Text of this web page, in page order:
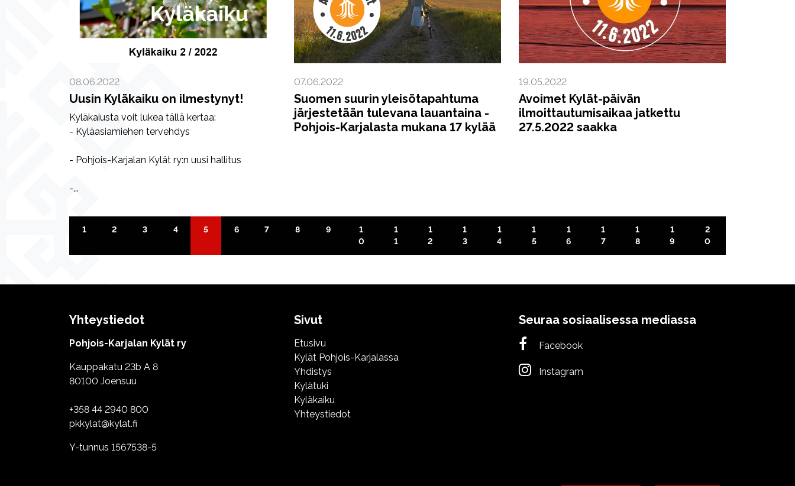
08.06.2022
Uusin Kyläkaiku on ilmestynyt!
Kyläkaiusta voit lukea tällä kertaa:
- Kyläasiamiehen tervehdys
- Pohjois-Karjalan Kylät ry:n uusi hallitus
-...
07.06.2022
Suomen suurin yleisötapahtuma
järjestetään tulevana lauantaina -
Pohjois-Karjalasta mukana 17 kylää
19.05.2022
Avoimet Kylät-päivän
ilmoittautumisaikaa jatkettu
27.5.2022 saakka
1 2 3 4 5 6 7 8 9
1
0
1
1
1
2
1
3
1
4
1
5
1
6
1
7
1
8
1
9
2
0
Yhteystiedot
Pohjois-Karjalan Kylät ry
Kauppakatu 23b A 8
80100 Joensuu
+358 44 2940 800
pkkylat@kylat.fi
Y-tunnus 1567538-5
Sivut
Etusivu
Kylät Pohjois-Karjalassa
Yhdistys
Kylätuki
Kyläkaiku
Yhteystiedot
Seuraa sosiaalisessa mediassa
Facebook
Instagram